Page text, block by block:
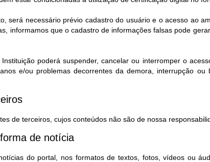
será necessário prévio cadastro do usuário e o acesso ao
informamos que o cadastro de informações falsas pode
poderá suspender, cancelar ou interromper o
e/ou problemas decorrentes da demora, interrupção
de terceiros, cujos conteúdos não são de nossa
de notícia
do portal, nos formatos de textos, fotos, vídeos ou